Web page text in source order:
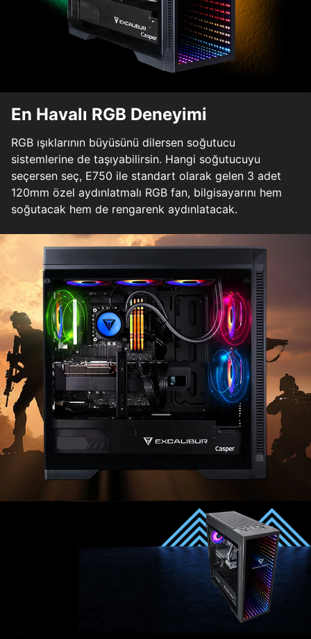
En Havalı RGB Deneyimi
RGB ışıklarının büyüsünü dilersen soğutucu
sistemlerine de taşıyabilirsin. Hangi soğutucuyu
seçersen seç, E750 ile standart olarak gelen 3 adet
120mm özel aydınlatmalı RGB fan, bilgisayarını hem
soğutacak hem de rengarenk aydınlatacak.